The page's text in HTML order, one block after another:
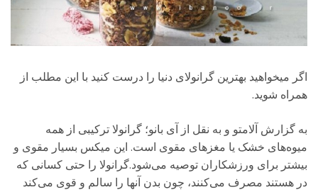
اگر میخواهید بهترین گرانولای دنیا را درست کنید با این مطلب از
همراه شوید.
به گزارش آلامتو و به نقل از آی بانو؛ گرانولا ترکیبی از همه
میوه‌های خشک یا مغزهای مقوی است. این میکس بسیار مقوی و
بیشتر برای ورزشکاران توصیه می‌شود.گرانولا را حتی کسانی که
در هستند مصرف می‌کنند، چون بدن آنها را سالم و قوی می‌کند